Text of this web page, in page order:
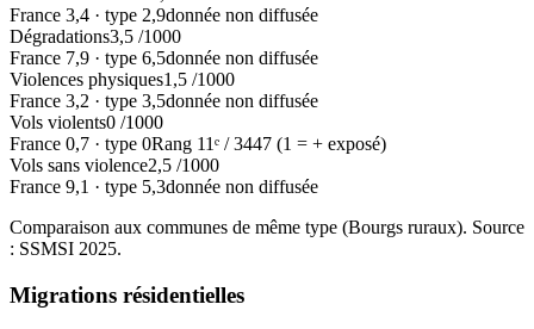
France 3,4 · type 2,9donnée non diffusée
Dégradations3,5 /1000
France 7,9 · type 6,5donnée non diffusée
Violences physiques1,5 /1000
France 3,2 · type 3,5donnée non diffusée
Vols violents0 /1000
France 0,7 · type 0Rang 11ᵉ /3447 (1 = + exposé)
Vols sans violence2,5 /1000
France 9,1 · type 5,3donnée non diffusée
Comparaison aux communes de même type (Bourgs ruraux). Source
: SSMSI 2025.
Migrations résidentielles